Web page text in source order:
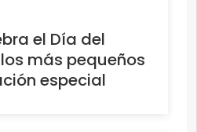
el Día del
más pequeños
especial